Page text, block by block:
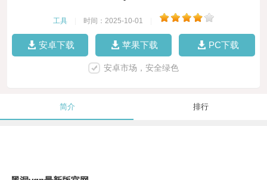
工具 时间：2025-10-01
安卓下载 苹果下载 PC下载
安卓市场，安全绿色
简介 排行